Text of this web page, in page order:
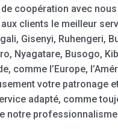
coopération avec
clients le meilleur
Gisenyi, Ruhengeri,
Nyagatare, Busogo,
l’Europe,
votre patronage
adapté, comme
notre